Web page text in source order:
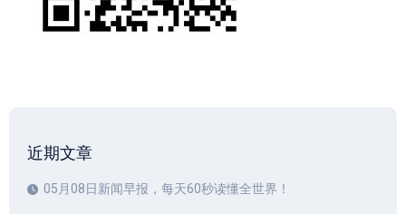
近期文章
05月08日新闻早报，每天60秒读懂全世界！